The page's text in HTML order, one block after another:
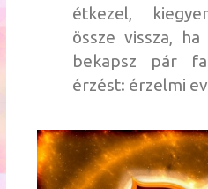
étkezel,
össze vissza,
bekapsz pár
érzést: érzelmi